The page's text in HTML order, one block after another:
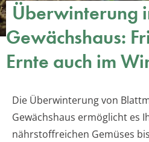
Überwinterung
Gewächshaus:
Ernte auch im
Die Überwinterung von
Gewächshaus ermöglicht es
nährstoffreichen Gemüses